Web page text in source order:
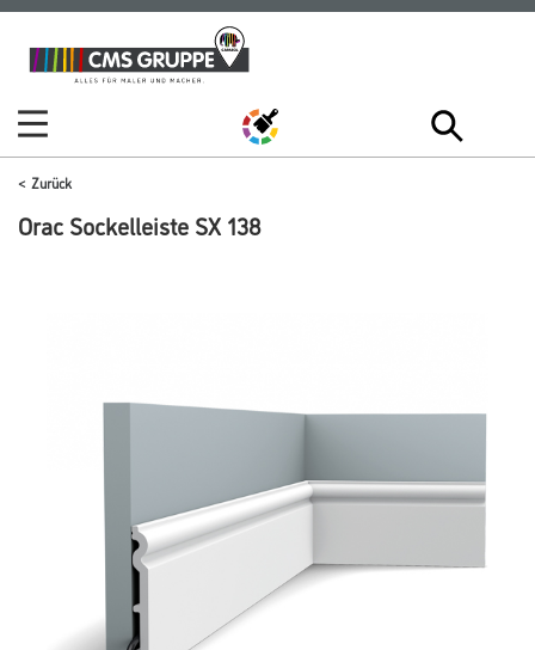
Zum
Inhalt
Zum
Navigationsmenü
Zurück
Orac Sockelleiste SX 138